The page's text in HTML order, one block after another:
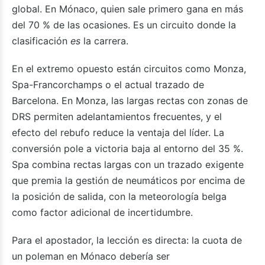
global. En Mónaco, quien sale primero gana en más
del 70 % de las ocasiones. Es un circuito donde la
clasificación es la carrera.
En el extremo opuesto están circuitos como Monza,
Spa-Francorchamps o el actual trazado de
Barcelona. En Monza, las largas rectas con zonas de
DRS permiten adelantamientos frecuentes, y el
efecto del rebufo reduce la ventaja del líder. La
conversión pole a victoria baja al entorno del 35 %.
Spa combina rectas largas con un trazado exigente
que premia la gestión de neumáticos por encima de
la posición de salida, con la meteorología belga
como factor adicional de incertidumbre.
Para el apostador, la lección es directa: la cuota de
un poleman en Mónaco debería ser